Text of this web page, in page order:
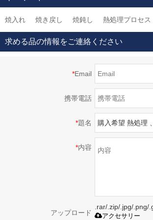
焼入れ 焼き戻し 焼鈍し 熱処理プロセス
求める品の情報をご連絡ください
*Email
携帯電話
*題名
*内容
アップロード
.rar/.zip/.jpg/.png/
アクセサリー